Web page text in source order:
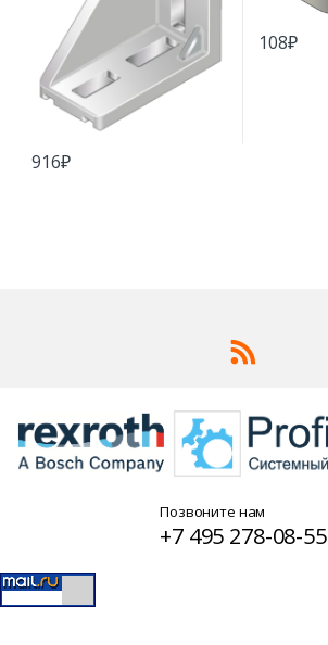
916₽
108₽
Позвоните нам
+7 495 278-08-55